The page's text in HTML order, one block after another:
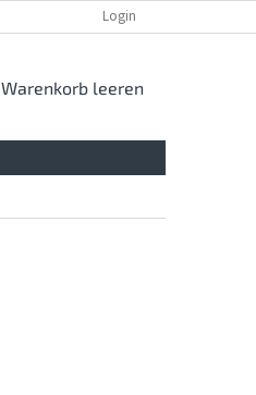
REKLAMATION UND WIDDERRUFSRECHT
Login
WARENKORB
Warenkorb leeren